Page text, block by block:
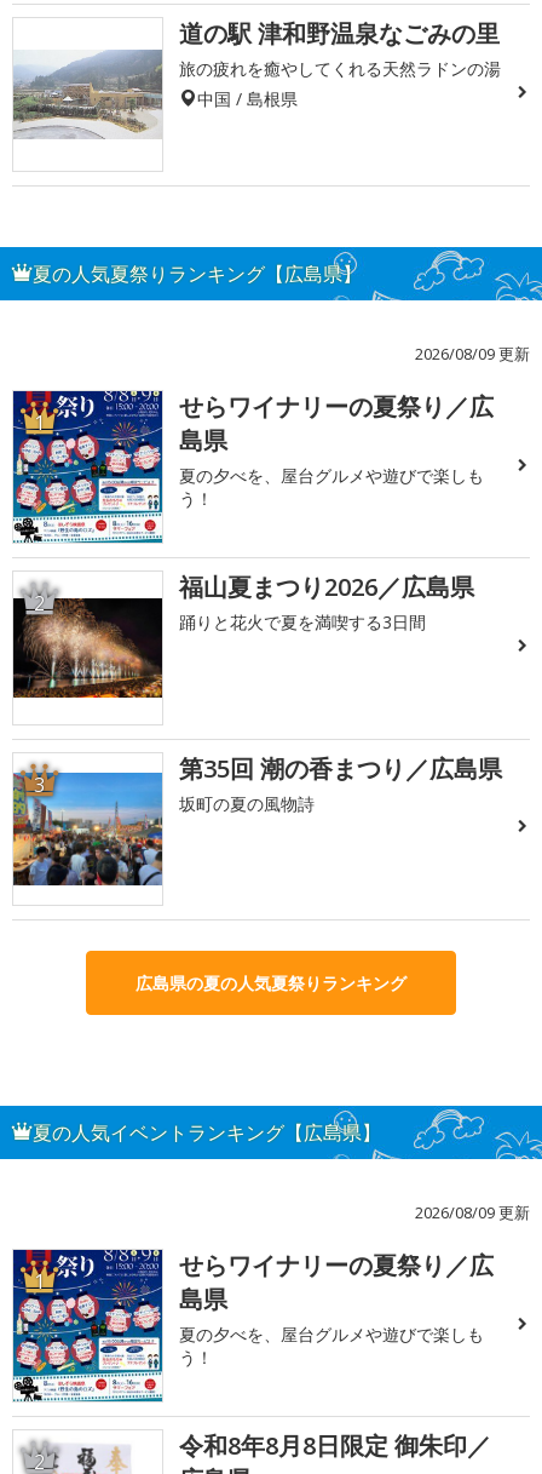
道の駅 津和野温泉なごみの里
旅の疲れを癒やしてくれる天然ラドンの湯
中国 / 島根県
夏の人気夏祭りランキング【広島県】
2026/08/09 更新
1
せらワイナリーの夏祭り／広
島県
夏の夕べを、屋台グルメや遊びで楽しも
う！
2 福山夏まつり2026／広島県
踊りと花火で夏を満喫する3日間
3 第35回 潮の香まつり／広島県
坂町の夏の風物詩
広島県の夏の人気夏祭りランキング
夏の人気イベントランキング【広島県】
2026/08/09 更新
1
せらワイナリーの夏祭り／広
島県
夏の夕べを、屋台グルメや遊びで楽しも
う！
2
令和8年8月8日限定 御朱印／